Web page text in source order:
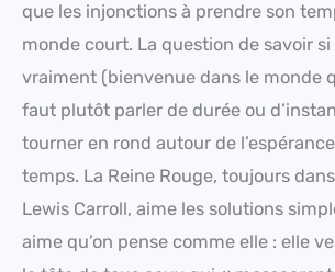
que les injonctions à prendre son
monde court. La question de savoir
vraiment (bienvenue dans le monde
faut plutôt parler de durée ou
tourner en rond autour de
temps. La Reine Rouge, toujours
Lewis Carroll, aime les solutions
aime qu’on pense comme elle : elle